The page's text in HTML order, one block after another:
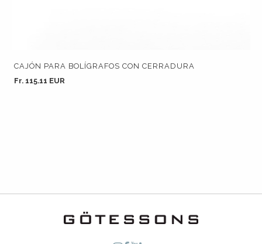
CAJÓN PARA BOLÍGRAFOS CON CERRADURA
Fr. 115.11 EUR